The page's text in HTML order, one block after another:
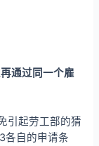
通过同一个雇
引起劳工部的猜
各自的申请条